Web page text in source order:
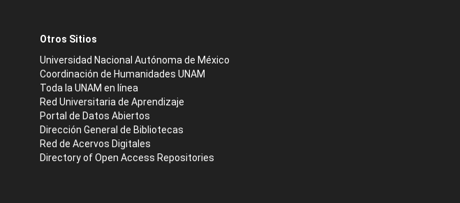
Otros Sitios
Universidad Nacional Autónoma de México
Coordinación de Humanidades UNAM
Toda la UNAM en línea
Red Universitaria de Aprendizaje
Portal de Datos Abiertos
Dirección General de Bibliotecas
Red de Acervos Digitales
Directory of Open Access Repositories